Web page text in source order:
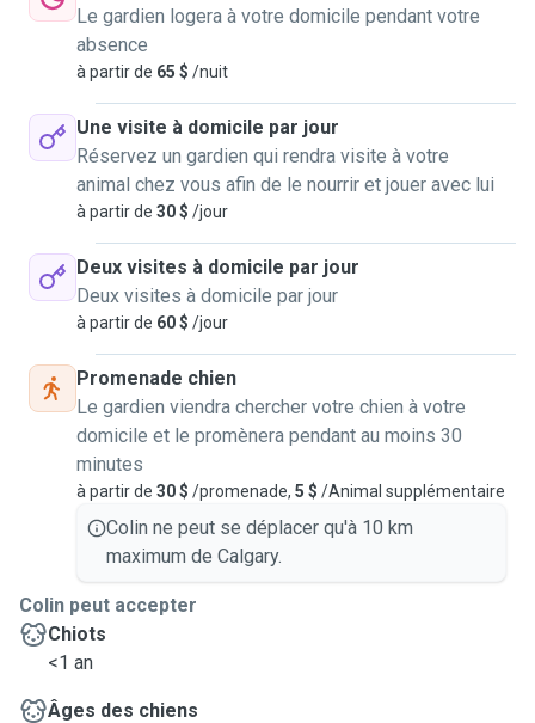
Le gardien logera à votre domicile pendant votre
absence
à partir de 65 $ /nuit
Une visite à domicile par jour
Réservez un gardien qui rendra visite à votre
animal chez vous afin de le nourrir et jouer avec lui
à partir de 30 $ /jour
Deux visites à domicile par jour
Deux visites à domicile par jour
à partir de 60 $ /jour
Promenade chien
Le gardien viendra chercher votre chien à votre
domicile et le promènera pendant au moins 30
minutes
à partir de 30 $ /promenade, 5 $ /Animal supplémentaire
Colin ne peut se déplacer qu'à 10 km
maximum de Calgary.
Colin peut accepter
Chiots
<1 an
Âges des chiens